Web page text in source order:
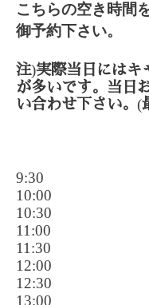
こちらの空き時間
御予約下さい。
注)実際当日にはキ
が多いです。当日
い合わせ下さい。 (
9:30
10:00
10:30
11:00
11:30
12:00
12:30
13:00